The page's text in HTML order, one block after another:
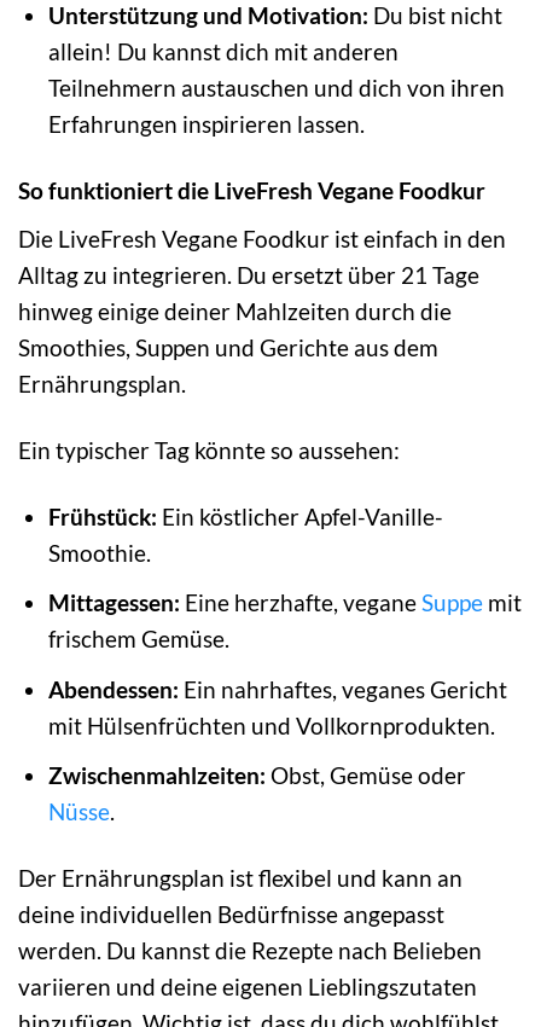
Unterstützung und Motivation: Du bist nicht
allein! Du kannst dich mit anderen
Teilnehmern austauschen und dich von ihren
Erfahrungen inspirieren lassen.
So funktioniert die LiveFresh Vegane Foodkur
Die LiveFresh Vegane Foodkur ist einfach in den
Alltag zu integrieren. Du ersetzt über 21 Tage
hinweg einige deiner Mahlzeiten durch die
Smoothies, Suppen und Gerichte aus dem
Ernährungsplan.
Ein typischer Tag könnte so aussehen:
Frühstück: Ein köstlicher Apfel-Vanille-
Smoothie.
Mittagessen: Eine herzhafte, veganeSuppemit
frischem Gemüse.
Abendessen: Ein nahrhaftes, veganes Gericht
mit Hülsenfrüchten und Vollkornprodukten.
Zwischenmahlzeiten: Obst, Gemüse oder
Nüsse.
Der Ernährungsplan ist flexibel und kann an
deine individuellen Bedürfnisse angepasst
werden. Du kannst die Rezepte nach Belieben
variieren und deine eigenen Lieblingszutaten